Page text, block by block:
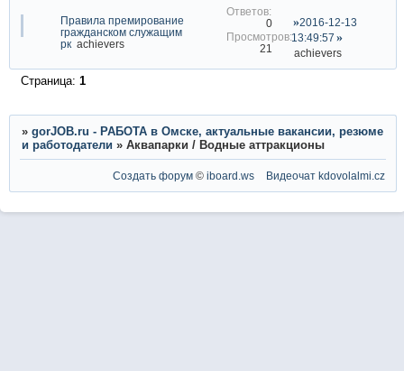
Правила премирование
гражданском служащим
рк achievers
0
21
2016-12-13
13:49:57
achievers
Страница: 1
» gorJOB.ru - РАБОТА в Омске, актуальные вакансии, резюме
и работодатели » Аквапарки / Водные аттракционы
Создать форум ©iboard.ws Видеочат kdovolalmi.cz